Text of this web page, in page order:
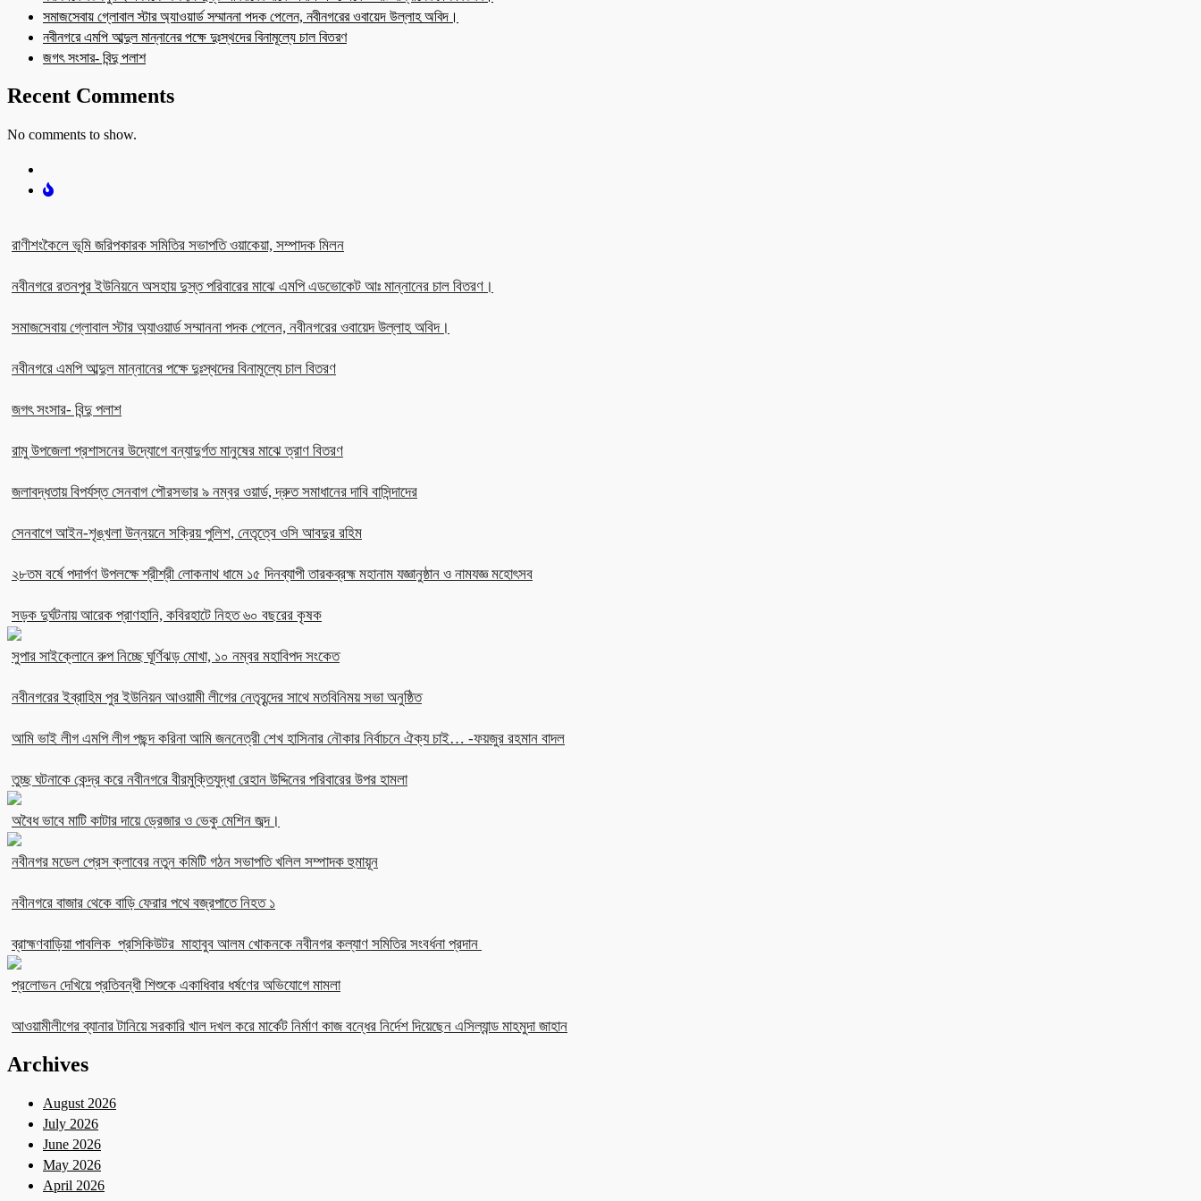
সমাজসেবায় গ্লোবাল স্টার অ্যাওয়ার্ড সম্মাননা পদক পেলেন, নবীনগরের ওবায়েদ উল্লাহ অবিদ।
নবীনগরে এমপি আব্দুল মান্নানের পক্ষে দুঃস্থদের বিনামূল্যে চাল বিতরণ
জগৎ সংসার- বিন্দু পলাশ
Recent Comments
No comments to show.
রাণীশংকৈলে ভূমি জরিপকারক সমিতির সভাপতি ওয়াকেয়া, সম্পাদক মিলন
নবীনগরে রতনপুর ইউনিয়নে অসহায় দুস্ত পরিবারের মাঝে এমপি এডভোকেট আঃ মান্নানের চাল বিতরণ।
সমাজসেবায় গ্লোবাল স্টার অ্যাওয়ার্ড সম্মাননা পদক পেলেন, নবীনগরের ওবায়েদ উল্লাহ অবিদ।
নবীনগরে এমপি আব্দুল মান্নানের পক্ষে দুঃস্থদের বিনামূল্যে চাল বিতরণ
জগৎ সংসার- বিন্দু পলাশ
রামু উপজেলা প্রশাসনের উদ্যোগে বন্যাদুর্গত মানুষের মাঝে ত্রাণ বিতরণ
জলাবদ্ধতায় বিপর্যস্ত সেনবাগ পৌরসভার ৯ নম্বর ওয়ার্ড, দ্রুত সমাধানের দাবি বাসিন্দাদের
সেনবাগে আইন-শৃঙ্খলা উন্নয়নে সক্রিয় পুলিশ, নেতৃত্বে ওসি আবদুর রহিম
২৮তম বর্ষে পদার্পণ উপলক্ষে শ্রীশ্রী লোকনাথ ধামে ১৫ দিনব্যাপী তারকব্রহ্ম মহানাম যজ্ঞানুষ্ঠান ও নামযজ্ঞ মহোৎসব
সড়ক দুর্ঘটনায় আরেক প্রাণহানি, কবিরহাটে নিহত ৬০ বছরের কৃষক
সুপার সাইক্লোনে রুপ নিচ্ছে ঘূর্ণিঝড় মোখা, ১০ নম্বর মহাবিপদ সংকেত
নবীনগরের ইব্রাহিম পুর ইউনিয়ন আওয়ামী লীগের নেতৃবৃন্দের সাথে মতবিনিময় সভা অনুষ্ঠিত
আমি ভাই লীগ এমপি লীগ পছন্দ করিনা আমি জননেত্রী শেখ হাসিনার নৌকার নির্বাচনে ঐক্য চাই… -ফয়জুর রহমান বাদল
তুচ্ছ ঘটনাকে কেন্দ্র করে নবীনগরে বীরমুক্তিযুদ্ধা রেহান উদ্দিনের পরিবারের উপর হামলা
অবৈধ ভাবে মাটি কাটার দায়ে ড্রেজার ও ভেকু মেশিন জব্দ।
নবীনগর মডেল প্রেস ক্লাবের নতুন কমিটি গঠন সভাপতি খলিল সম্পাদক হুমায়ূন
নবীনগরে বাজার থেকে বাড়ি ফেরার পথে বজ্রপাতে নিহত ১
ব্রাহ্মণবাড়িয়া পাবলিক প্রসিকিউটর মাহাবুব আলম খোকনকে নবীনগর কল্যাণ সমিতির সংবর্ধনা প্রদান
প্রলোভন দেখিয়ে প্রতিবন্ধী শিশুকে একাধিবার ধর্ষণের অভিযোগে মামলা
আওয়ামীলীগের ব্যানার টানিয়ে সরকারি খাল দখল করে মার্কেট নির্মাণ কাজ বন্ধের নির্দেশ দিয়েছেন এসিল্যান্ড মাহমুদা জাহান
Archives
August 2026
July 2026
June 2026
May 2026
April 2026